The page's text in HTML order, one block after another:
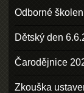
Odborné
Dětský den
Čarodějnice
Zkouška